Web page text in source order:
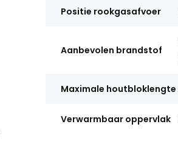
Positie rookgasafvoer
Aanbevolen brandstof
Maximale houtbloklengte
Verwarmbaar oppervlak